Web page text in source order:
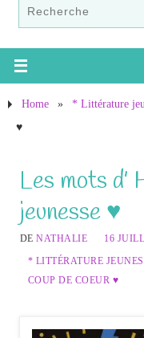
Home » * Littérature
♥
Les mots
jeunesse ♥
DENATHALIE
16
* LITTÉRATURE
COUP DE COEUR ♥